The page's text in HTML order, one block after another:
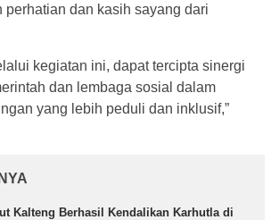
perhatian dan kasih sayang dari
kegiatan ini, dapat tercipta sinergi
dan lembaga sosial dalam
yang lebih peduli dan inklusif,”
Kalteng Berhasil Kendalikan Karhutla di